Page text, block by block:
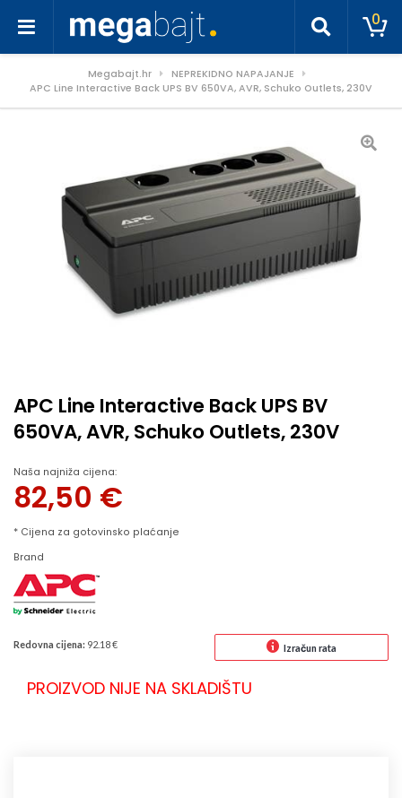
0
Megabajt.hr
NEPREKIDNO NAPAJANJE
APC Line Interactive Back UPS BV 650VA, AVR, Schuko Outlets, 230V
APC Line Interactive Back UPS BV
650VA, AVR, Schuko Outlets, 230V
Naša najniža cijena:
82,50 €
* Cijena za gotovinsko plaćanje
Brand
Redovna cijena: 92.18 € Izračun rata
PROIZVOD NIJE NA SKLADIŠTU